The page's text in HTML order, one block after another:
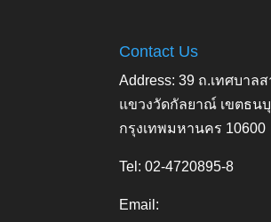
Contact Us
Address: 39 ถ.เทศบาลส
แขวงวัดกัลยาณ์ เขตธน
กรุงเทพมหานคร 10600
Tel: 02-4720895-8
Email: